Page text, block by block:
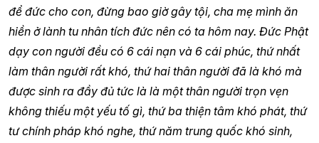
để đức cho con, đừng bao giờ gây tội, cha mẹ mình ăn
hiền ở lành tu nhân tích đức nên có ta hôm nay. Đức Phật
dạy con người đều có 6 cái nạn và 6 cái phúc, thứ nhất
làm thân người rất khó, thứ hai thân người đã là khó mà
được sinh ra đầy đủ tức là là một thân người trọn vẹn
không thiếu một yếu tố gì, thứ ba thiện tâm khó phát, thứ
tư chính pháp khó nghe, thứ năm trung quốc khó sinh,